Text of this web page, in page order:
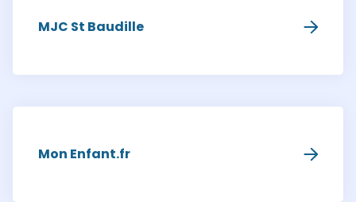
MJC St Baudille
Mon Enfant.fr